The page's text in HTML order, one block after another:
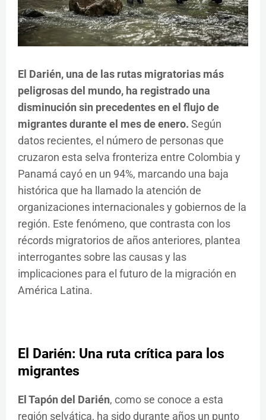
El Darién, una de las rutas migratorias más
peligrosas del mundo, ha registrado una
disminución sin precedentes en el flujo de
migrantes durante el mes de enero. Según
datos recientes, el número de personas que
cruzaron esta selva fronteriza entre Colombia y
Panamá cayó en un 94%, marcando una baja
histórica que ha llamado la atención de
organizaciones internacionales y gobiernos de la
región. Este fenómeno, que contrasta con los
récords migratorios de años anteriores, plantea
interrogantes sobre las causas y las
implicaciones para el futuro de la migración en
América Latina.
El Darién: Una ruta crítica para los
migrantes
El Tapón del Darién, como se conoce a esta
región selvática, ha sido durante años un punto